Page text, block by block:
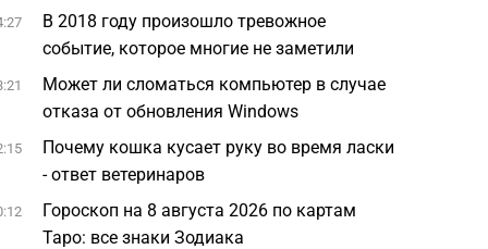
В 2018 году произошло тревожное
событие, которое многие не заметили
Может ли сломаться компьютер в случае
отказа от обновления Windows
Почему кошка кусает руку во время ласки
- ответ ветеринаров
Гороскоп на 8 августа 2026 по картам
Таро: все знаки Зодиака